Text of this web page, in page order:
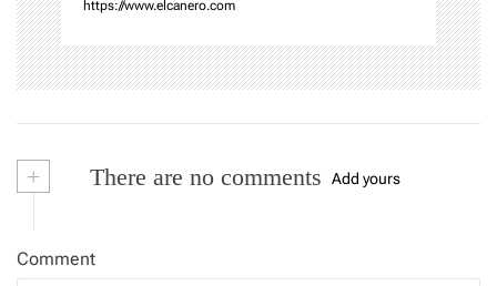
https://www.elcanero.com
+ There are no comments Add yours
Comment